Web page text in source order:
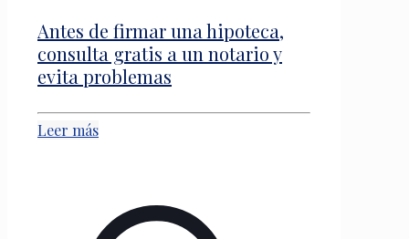
Antes de firmar una hipoteca,
consulta gratis a un notario y
evita problemas
Leer más